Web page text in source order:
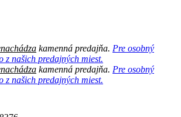
kamenná predajňa. Pre osobný
z našich predajných miest.
kamenná predajňa. Pre osobný
z našich predajných miest.